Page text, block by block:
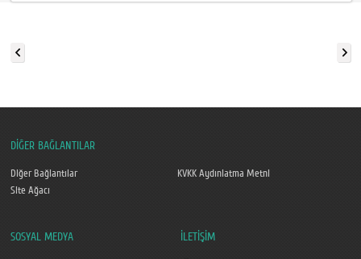
DİĞER BAĞLANTILAR
Diğer Bağlantılar
KVKK Aydınlatma Metni
Site Ağacı
SOSYAL MEDYA İLETİŞİM